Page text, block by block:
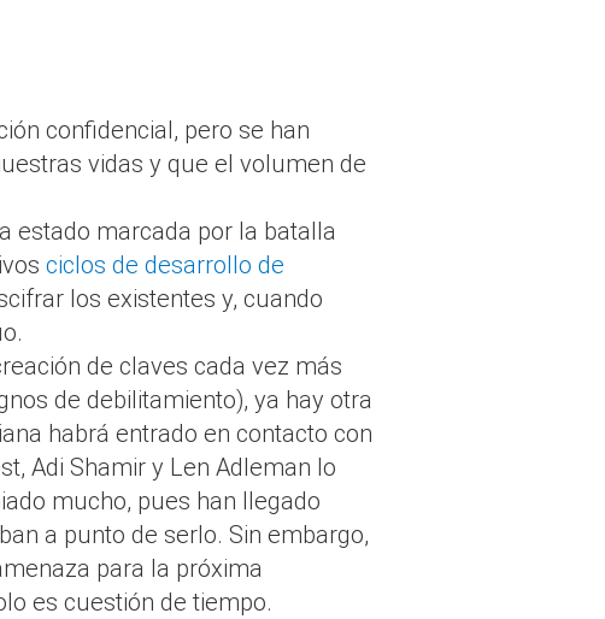
confidencial, pero se han
vidas y que el volumen de
estado marcada por la batalla
ciclos de desarrollo de
los existentes y, cuando
de claves cada vez más
de debilitamiento), ya hay otra
habrá entrado en contacto con
Adi Shamir y Len Adleman lo
mucho, pues han llegado
a punto de serlo. Sin embargo,
para la próxima
es cuestión de tiempo.